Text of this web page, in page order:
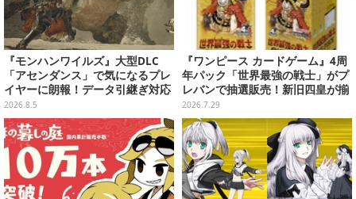
『モンハンワイルズ』大型DLC
「アセンダンス」で気になるプレ
イヤーに朗報！データ引継ぎ対応
の「序盤体験版」が本日8月5日配
信
2026.8.5
『ワンピース カードゲーム』4周
年パック「世界最強の戦士」がプ
レバンで抽選販売！新旧四皇が揃
い踏み、新たに「覇王色SP」も収
録
2026.7.29